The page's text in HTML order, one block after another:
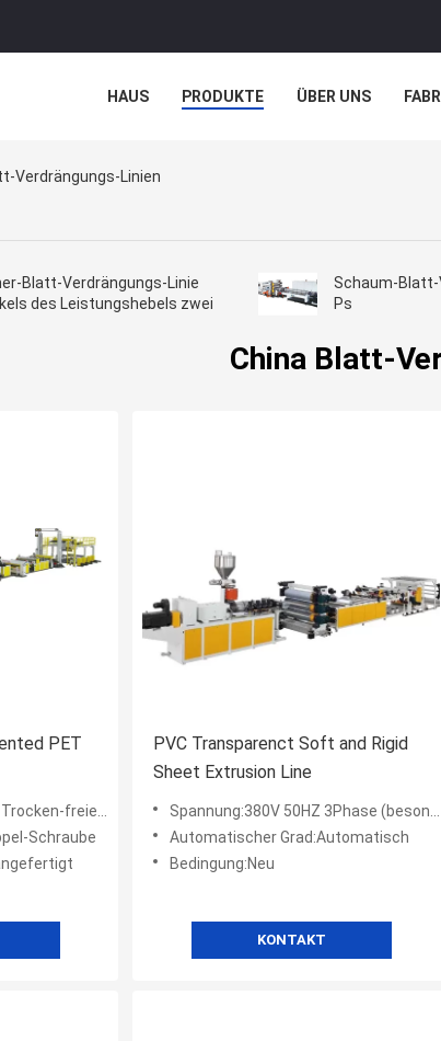
HAUS PRODUKTE ÜBER UNS
Verdrängungs-Linien
Blatt-Verdrängungs-Linie
des Leistungshebels zwei
Schaum-Blatt-
Ps
China Blatt-
PET
Blatt-Fertigungsstraße
Schraube
PVC Transparenct Soft and Rigid
Sheet Extrusion Line
Spannung:380V 50HZ 3Phase (besonders angefertigt)
Automatischer Grad:Automatisch
Bedingung:Neu
KONTAKT